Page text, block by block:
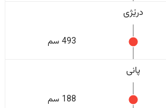
درێژی
493 سم
پانی
188 سم